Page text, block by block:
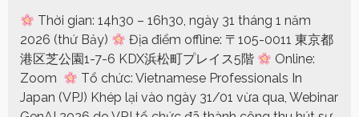
Thời gian: 14h30 – 16h30, ngày 31 tháng 1 năm
2026 (thứ Bảy)
Địa điểm offline: 〒105-0011 東京都
港区芝公園1-7-6 KDX浜松町プレイス5階
Online:
Zoom
Tổ chức: Vietnamese Professionals In
Japan (VPJ) Khép lại vào ngày 31/01 vừa qua, Webinar